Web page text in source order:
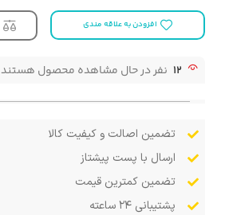
افزودن به علاقه مندی
12 نفر در حال مشاهده محصول هستند
تضمین اصالت و کیفیت کالا
ارسال با پست پیشتاز
تضمین کمترین قیمت
پشتیبانی ۲۴ ساعته